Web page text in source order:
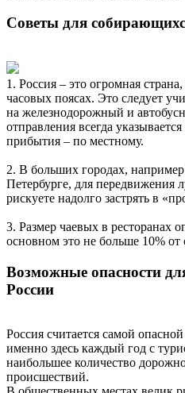
Советы для
1. Россия – это огромная
часовых поясах. Это следует
на железнодорожный и
отправления всегда
прибытия – по местному.
2. В больших городах,
Петербурге, для передвижения
рискуете надолго застрять в
3. Размер чаевых в ресторанах
основном это не больше 10% от
Возможные опасности
России
Россия считается самой
именно здесь каждый год с
наибольшее количество
происшествий.